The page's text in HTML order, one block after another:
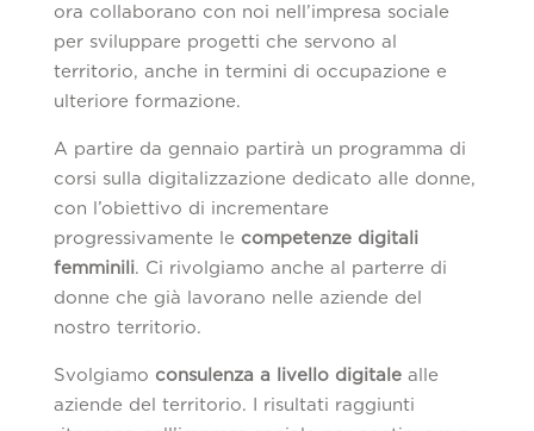
ora collaborano con noi nell’impresa sociale
per sviluppare progetti che servono al
territorio, anche in termini di occupazione e
ulteriore formazione.
A partire da gennaio partirà un programma di
corsi sulla digitalizzazione dedicato alle donne,
con l’obiettivo di incrementare
progressivamente le competenze digitali
femminili. Ci rivolgiamo anche al parterre di
donne che già lavorano nelle aziende del
nostro territorio.
Svolgiamo consulenza a livello digitalealle
aziende del territorio. I risultati raggiunti